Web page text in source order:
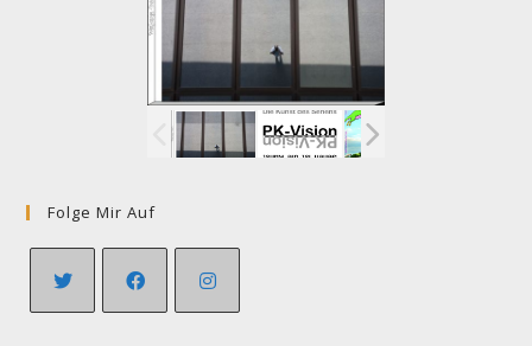
Folge Mir Auf